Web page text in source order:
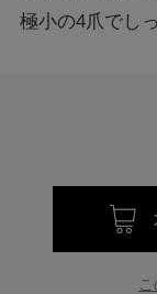
極小の4爪でし